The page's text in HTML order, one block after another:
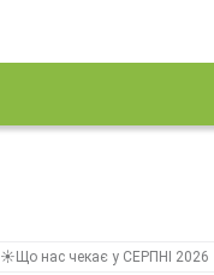
☀️Що нас чекає у СЕРПНІ 2026